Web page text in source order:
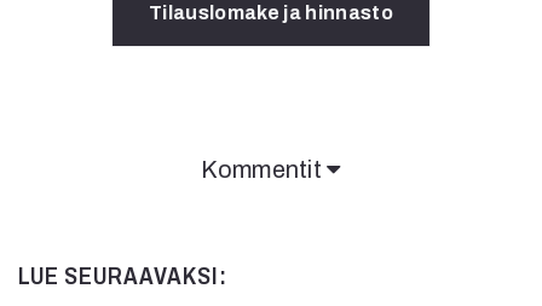
Tilauslomake ja hinnasto
Kommentit
LUE SEURAAVAKSI: